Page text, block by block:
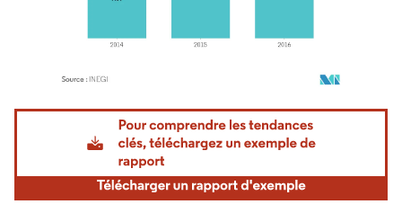
Image © Mordor Intelligence. La réutilisation nécessite une attribution sous CC BY